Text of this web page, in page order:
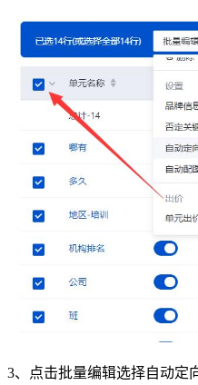
3、点击批量编辑选择自动定